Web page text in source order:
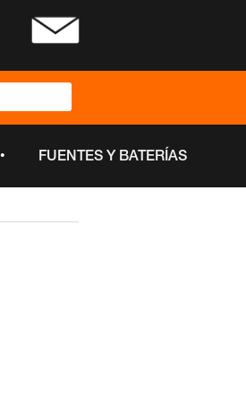
• FUENTES Y BATERÍAS